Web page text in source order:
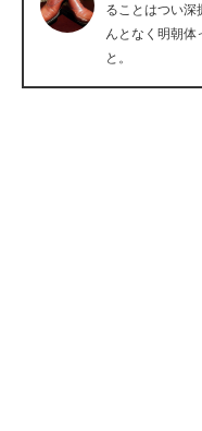
経営リーダーのコミュニ
マーケ×ITの今がよく分か
ることはつい深
んとなく明朝体
と。